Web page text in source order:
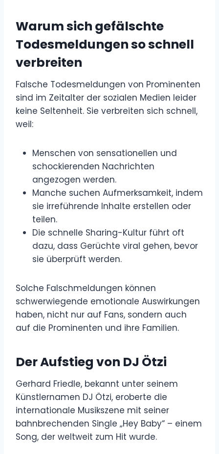
Warum sich gefälschte
Todesmeldungen so schnell
verbreiten
Falsche Todesmeldungen von Prominenten
sind im Zeitalter der sozialen Medien leider
keine Seltenheit. Sie verbreiten sich schnell,
weil:
Menschen von sensationellen und
schockierenden Nachrichten
angezogen werden.
Manche suchen Aufmerksamkeit, indem
sie irreführende Inhalte erstellen oder
teilen.
Die schnelle Sharing-Kultur führt oft
dazu, dass Gerüchte viral gehen, bevor
sie überprüft werden.
Solche Falschmeldungen können
schwerwiegende emotionale Auswirkungen
haben, nicht nur auf Fans, sondern auch
auf die Prominenten und ihre Familien.
Der Aufstieg von DJ Ötzi
Gerhard Friedle, bekannt unter seinem
Künstlernamen DJ Ötzi, eroberte die
internationale Musikszene mit seiner
bahnbrechenden Single „Hey Baby“ – einem
Song, der weltweit zum Hit wurde.